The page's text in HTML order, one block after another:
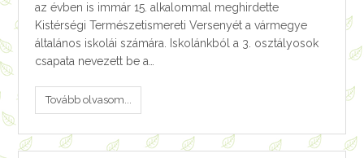
az évben is immár 15. alkalommal meghirdette
Kistérségi Természetismereti Versenyét a vármegye
általános iskolái számára. Iskolánkból a 3. osztályosok
csapata nevezett be a…
Tovább olvasom...